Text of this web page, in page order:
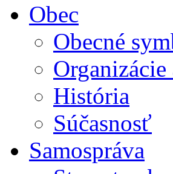
Obec
Obecné
História
Súčasnosť
Samospráva